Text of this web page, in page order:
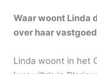
Waar woont Linda
over haar
Linda woont in het